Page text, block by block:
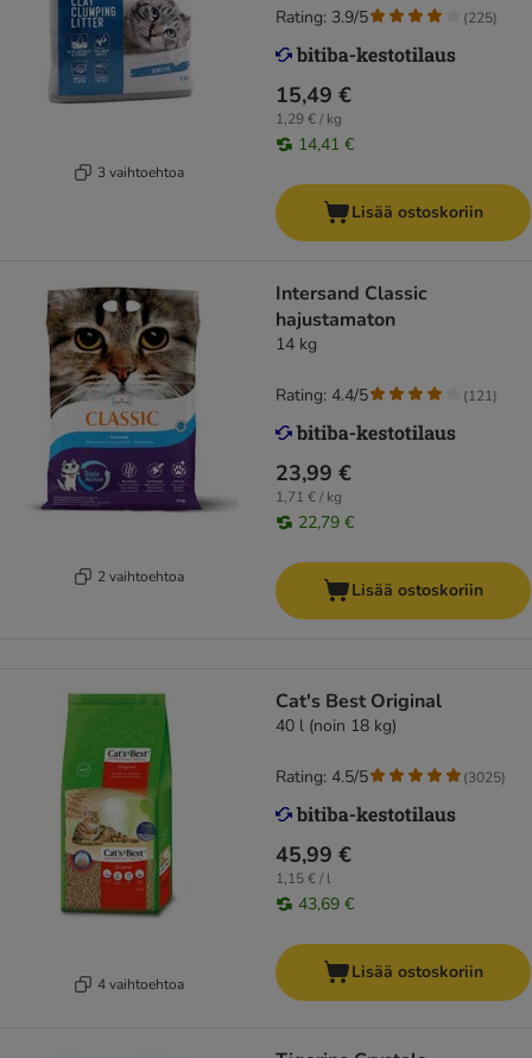
3 vaihtoehtoa
15,49 €
1,29 € / kg
14,41 €
Rating: 3.9/5 (225)
Lisää ostoskoriin
2 vaihtoehtoa
Intersand Classic
hajustamaton
14 kg
23,99 €
1,71 € / kg
22,79 €
Rating: 4.4/5 (121)
Lisää ostoskoriin
4 vaihtoehtoa
Cat's Best Original
40 l (noin 18 kg)
45,99 €
1,15 € / l
43,69 €
Rating: 4.5/5 (3025)
Lisää ostoskoriin